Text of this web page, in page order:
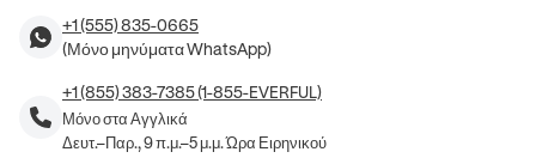
+1 (555) 835-0665
(Μόνο μηνύματα WhatsApp)
+1 (855) 383-7385 (1-855-EVERFUL)
Μόνο στα Αγγλικά
Δευτ.–Παρ., 9 π.μ.–5 μ.μ. Ώρα Ειρηνικού